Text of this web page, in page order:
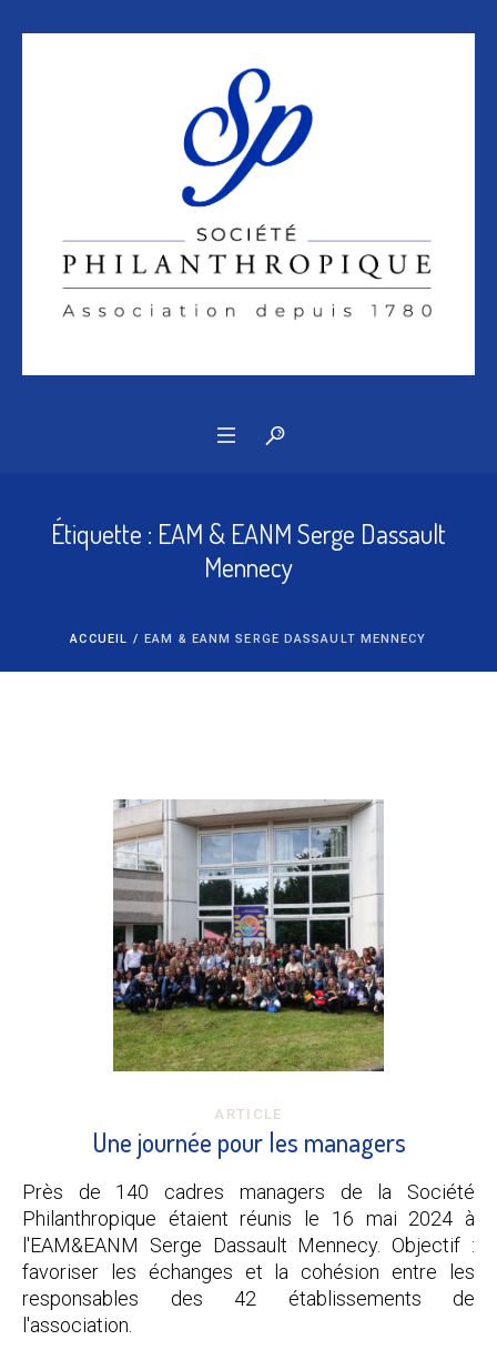
Étiquette : EAM & EANM Serge Dassault
Mennecy
ACCUEIL / EAM & EANM SERGE DASSAULT MENNECY
ARTICLE
Une journée pour les managers
Près de 140 cadres managers de la Société
Philanthropique étaient réunis le 16 mai 2024 à
l'EAM&EANM Serge Dassault Mennecy. Objectif :
favoriser les échanges et la cohésion entre les
responsables des 42 établissements de
l'association.